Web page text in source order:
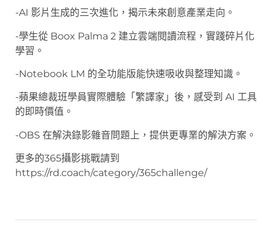
-AI 影片生成的三次進化，揭示未來創意產業走向。
-學生從 Boox Palma 2 建立雲端閱讀流程，實踐碎片化
學習。
-Notebook LM 的全功能版能快速吸收與整理知識。
-蘋果總裁班學員實際體驗「繁譯家」後，感受到 AI 工具
的即時價值。
-OBS 在解決錄影雜音問題上，提供更專業的解決方案。
更多的365攝影挑戰請到
https://rd.coach/category/365challenge/